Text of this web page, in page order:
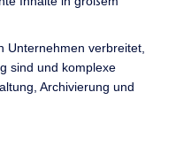
Unternehmen verbreitet,
sind und komplexe
Archivierung und